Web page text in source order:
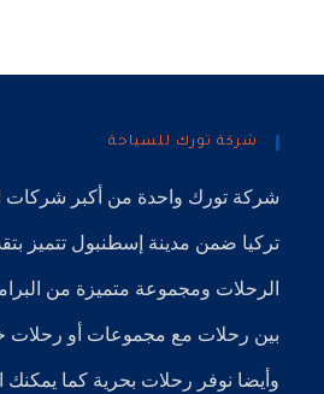
شركة تورك للسياحة
شركة تورك واحدة من أكبر شركات
تركيا ضمن مدينة إسطنبول تتميز
الرحلات ومجموعة متميزة من
وأيضا نوفر رحلات بحرية كما يمكنك